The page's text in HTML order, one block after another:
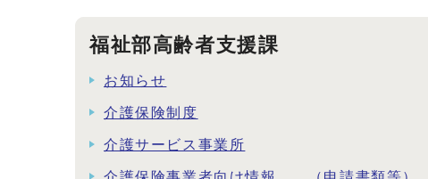
福祉部高齢者支援課
お知らせ
介護保険制度
介護サービス事業所